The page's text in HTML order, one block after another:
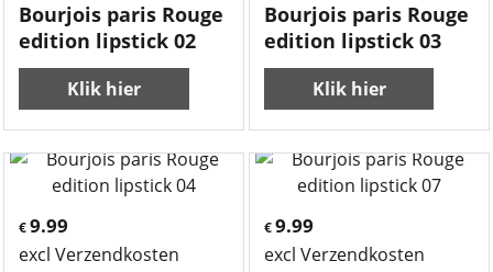
Bourjois paris Rouge
edition lipstick 02
Klik hier
Bourjois paris Rouge
edition lipstick 03
Klik hier
€ 9.99
excl Verzendkosten
€9.99
excl Verzendkosten